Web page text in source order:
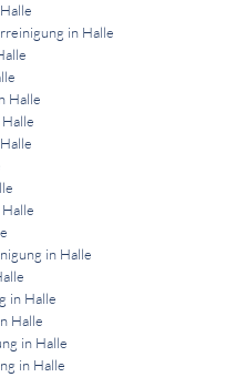
in Halle
Halle
in Halle
in Halle
Halle
in Halle
in Halle